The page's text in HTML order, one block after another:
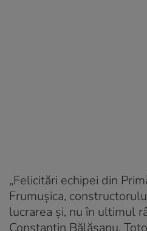
„Felicitări echipei din
Frumușica,
lucrarea și, nu în ultimul